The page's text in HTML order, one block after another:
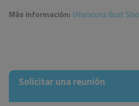
Más información: Vilamoura Boat
Solicitar una reunión